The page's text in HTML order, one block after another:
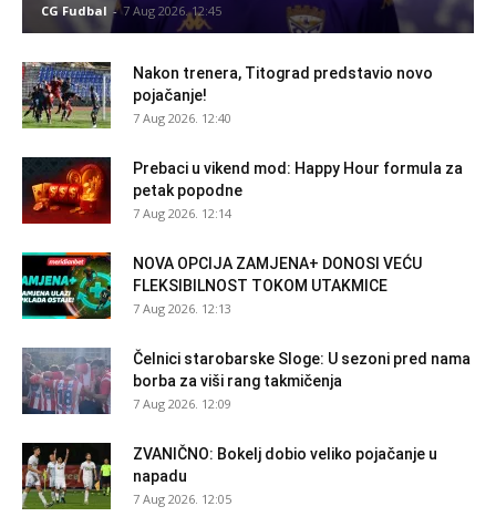
CG Fudbal - 7 Aug 2026. 12:45
Nakon trenera, Titograd predstavio novo
pojačanje!
7 Aug 2026. 12:40
Prebaci u vikend mod: Happy Hour formula za
petak popodne
7 Aug 2026. 12:14
NOVA OPCIJA ZAMJENA+ DONOSI VEĆU
FLEKSIBILNOST TOKOM UTAKMICE
7 Aug 2026. 12:13
Čelnici starobarske Sloge: U sezoni pred nama
borba za viši rang takmičenja
7 Aug 2026. 12:09
ZVANIČNO: Bokelj dobio veliko pojačanje u
napadu
7 Aug 2026. 12:05